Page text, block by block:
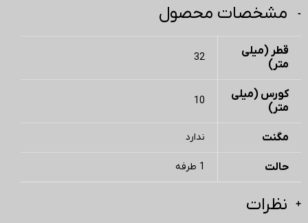
مشخصات محصول
قطر (میلی
متر)
32
کورس (میلی
متر)
10
مگنت ندارد
حالت 1 طرفه
نظرات